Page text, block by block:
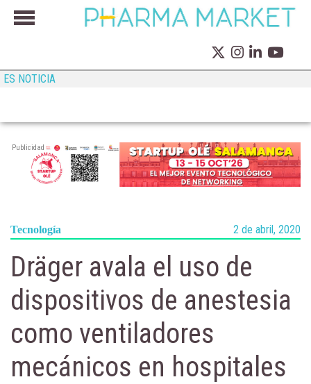
ES NOTICIA
Publicidad
Tecnología 2 de abril, 2020
Dräger avala el uso de
dispositivos de anestesia
como ventiladores
mecánicos en hospitales